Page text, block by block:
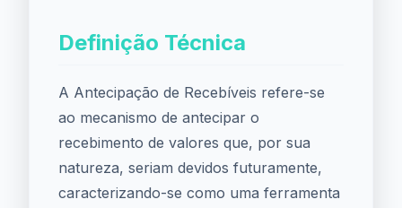
Definição Técnica
A Antecipação de Recebíveis refere-se
ao mecanismo de antecipar o
recebimento de valores que, por sua
natureza, seriam devidos futuramente,
caracterizando-se como uma ferramenta